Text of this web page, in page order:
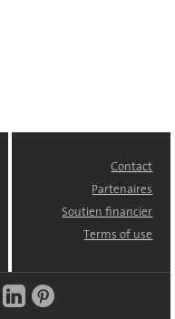
Contact
Partenaires
Soutien financier
Terms of use